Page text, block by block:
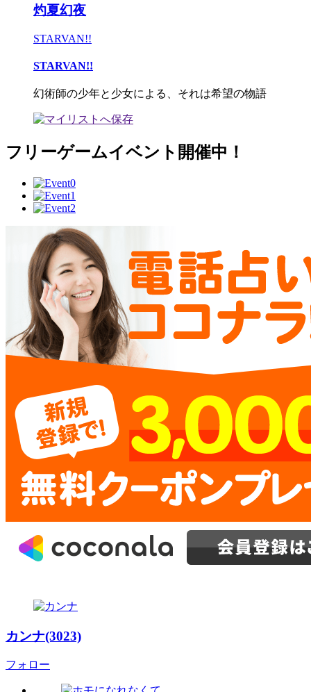
灼夏幻夜
STARVAN!!
STARVAN!!
幻術師の少年と少女による、それは希望の物語
フリーゲームイベント開催中！
カンナ(3023)
フォロー